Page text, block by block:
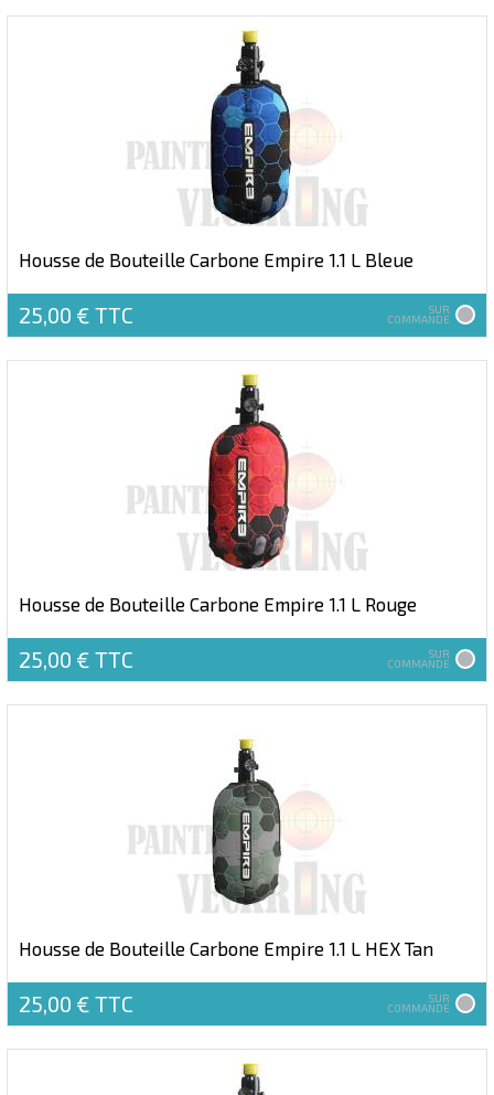
Housse de Bouteille Carbone Empire 1.1 L Bleue
25,00 € TTC SUR
COMMANDE
Housse de Bouteille Carbone Empire 1.1 L Rouge
25,00 € TTC SUR
COMMANDE
Housse de Bouteille Carbone Empire 1.1 L HEX Tan
25,00 € TTC SUR
COMMANDE